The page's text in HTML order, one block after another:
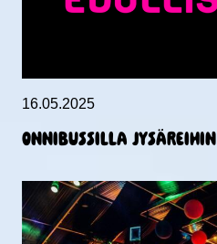
16.05.2025
ONNIBUSSILLA JYSÄREIHIN